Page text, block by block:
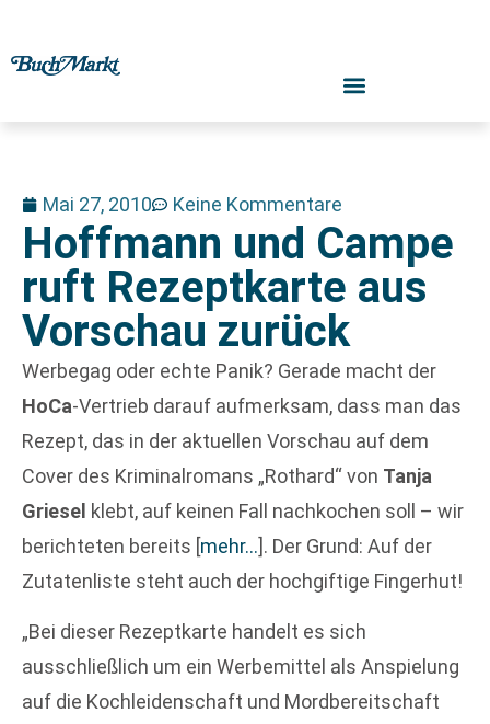
Mai 27, 2010 Keine Kommentare
Hoffmann und Campe
ruft Rezeptkarte aus
Vorschau zurück
Werbegag oder echte Panik? Gerade macht der
HoCa-Vertrieb darauf aufmerksam, dass man das
Rezept, das in der aktuellen Vorschau auf dem
Cover des Kriminalromans „Rothard“ von Tanja
Griesel klebt, auf keinen Fall nachkochen soll – wir
berichteten bereits [mehr…]. Der Grund: Auf der
Zutatenliste steht auch der hochgiftige Fingerhut!
„Bei dieser Rezeptkarte handelt es sich
ausschließlich um ein Werbemittel als Anspielung
auf die Kochleidenschaft und Mordbereitschaft